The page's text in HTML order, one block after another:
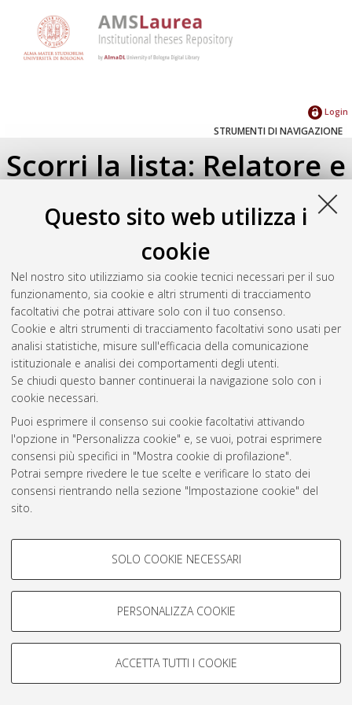
Questo sito web utilizza i
cookie
Nel nostro sito utilizziamo sia cookie tecnici necessari per il suo
funzionamento, sia cookie e altri strumenti di tracciamento
facoltativi che potrai attivare solo con il tuo consenso.
Cookie e altri strumenti di tracciamento facoltativi sono usati per
analisi statistiche, misure sull'efficacia della comunicazione
istituzionale e analisi dei comportamenti degli utenti.
Se chiudi questo banner continuerai la navigazione solo con i
cookie necessari.
Puoi esprimere il consenso sui cookie facoltativi attivando
l'opzione in "Personalizza cookie" e, se vuoi, potrai esprimere
consensi più specifici in "Mostra cookie di profilazione".
Potrai sempre rivedere le tue scelte e verificare lo stato dei
consensi rientrando nella sezione "Impostazione cookie" del
sito.
COOKIE DI PROFILAZIONE -
Si tratta di cookie utilizzati per analizzare le caratteristiche della
navigazione degli utenti, creare profili in base al loro comportamento
Mostra cookie di profilazione
COOKIE TECNICI - NECESSARI
SOLO COOKIE NECESSARI
PERSONALIZZA COOKIE
ACCETTA TUTTI I COOKIE
Login
STRUMENTI DI NAVIGAZIONE
Scorri la lista: Relatore e
Correlatore
Seleziona un valore dall'elenco sottostante.
2023(1)
Atom
Rss 1.0
Rss 2.0
AMS Laurea
Servizio implementato e gestito da AlmaDL
Impostazioni Cookie
© ALMA MATER STUDIORUM - Università di Bologna, 2007-2026.